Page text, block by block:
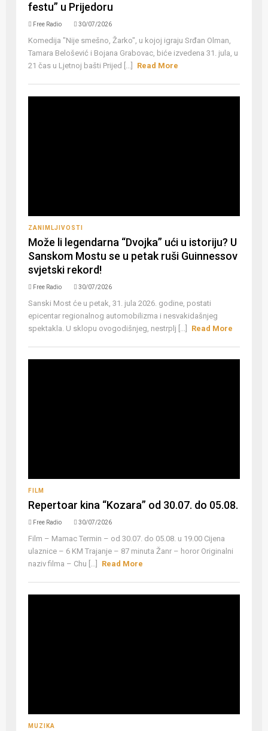
festu” u Prijedoru
Free Radio 30/07/2026
Komedija "Nije smešno, Žarko", u kojoj igraju Srđan Olman,
Tamara Belošević i Bojana Grabovac, biće izvedena 31. jula, u
21 čas u Ljetnoj bašti Prijed [...]
Read More
ZANIMLJIVOSTI
Može li legendarna “Dvojka” ući u istoriju? U
Sanskom Mostu se u petak ruši Guinnessov
svjetski rekord!
Free Radio 30/07/2026
Sanski Most će u petak, 31. jula 2026. godine, postati
epicentar regionalnog automobilizma i nesvakidašnjeg
spektakla. U sklopu ovogodišnjeg, nestrplj [...]
Read More
FILM
Repertoar kina “Kozara” od 30.07. do 05.08.
Free Radio 30/07/2026
Film – Mamac Termin – od 30.07. do 05.08. u 19.00 Cijena
ulaznice – 6 KM Trajanje – 87 minuta Žanr – horor Originalni
naziv filma – Chu [...]
Read More
MUZIKA